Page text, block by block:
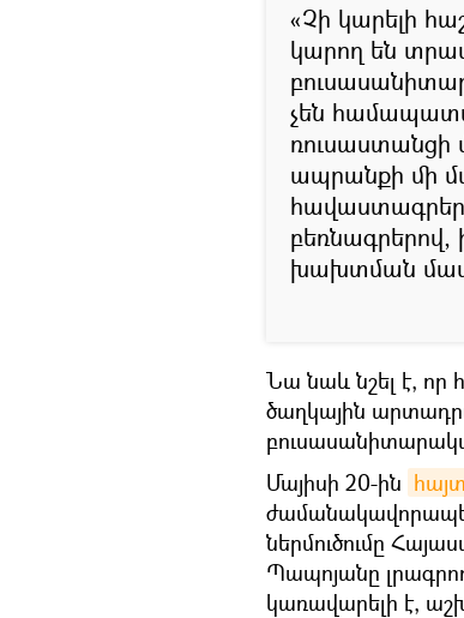
«Չի կարելի
կարող են
չեն
ռուսաստանցի
ապրանքի մի
բեռնագրերով,
խախտման
Նա նաև նշել է,
ծաղկային
Մայիսի 20-ին
ներմուծումը
Պապոյանը
կառավարելի է,